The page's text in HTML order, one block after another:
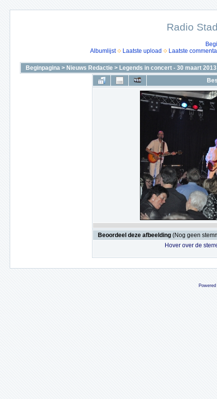
Radio
Albumlijst
Laatste upload Laatste
Beginpagina > Nieuws Redactie > Legends in concert - 30 maart 2013
Beoordeel deze afbeelding (Nog geen
Hover over de